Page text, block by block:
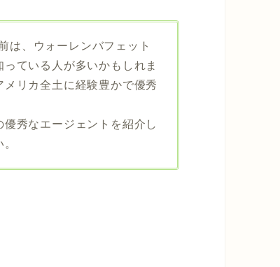
は、ウォーレンバフェット
ている人が多いかもしれま
リカ全土に経験豊かで優秀
秀なエージェントを紹介し